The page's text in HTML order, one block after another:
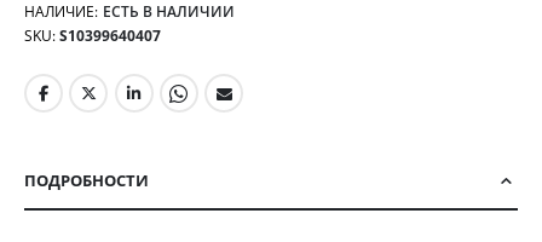
НАЛИЧИЕ: ЕСТЬ В НАЛИЧИИ
SKU S10399640407
ПОДРОБНОСТИ